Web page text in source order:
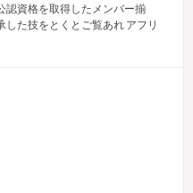
認資格を取得したメンバー揃
した技をとくとご覧あれ アフリ